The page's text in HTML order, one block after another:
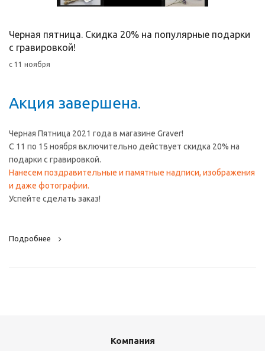
Черная пятница. Скидка 20% на популярные подарки
с гравировкой!
с 11 ноября
Акция завершена.
Черная Пятница 2021 года в магазине Graver!
C 11 по 15 ноября включительно действует скидка 20% на
подарки с гравировкой.
Нанесем поздравительные и памятные надписи, изображения
и даже фотографии.
Успейте сделать заказ!
Подробнее
Компания